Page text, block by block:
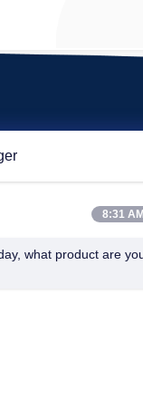
8:31 AM
what product are